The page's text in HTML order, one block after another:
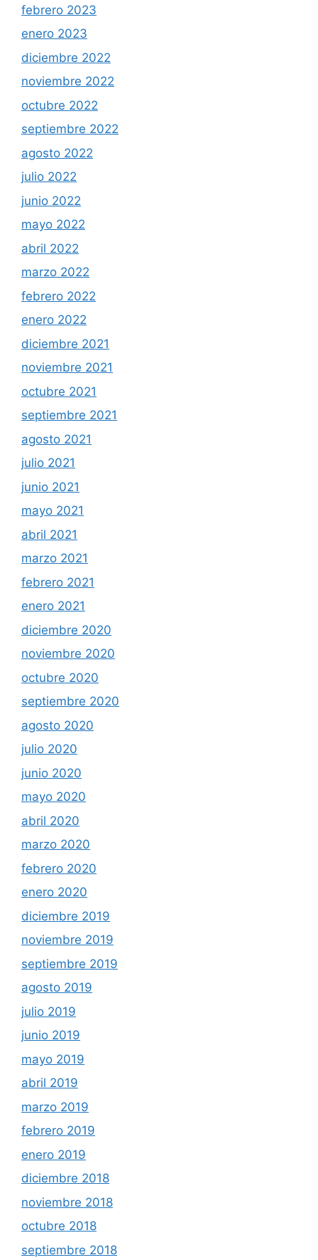
febrero 2023
enero 2023
diciembre 2022
noviembre 2022
octubre 2022
septiembre 2022
agosto 2022
julio 2022
junio 2022
mayo 2022
abril 2022
marzo 2022
febrero 2022
enero 2022
diciembre 2021
noviembre 2021
octubre 2021
septiembre 2021
agosto 2021
julio 2021
junio 2021
mayo 2021
abril 2021
marzo 2021
febrero 2021
enero 2021
diciembre 2020
noviembre 2020
octubre 2020
septiembre 2020
agosto 2020
julio 2020
junio 2020
mayo 2020
abril 2020
marzo 2020
febrero 2020
enero 2020
diciembre 2019
noviembre 2019
septiembre 2019
agosto 2019
julio 2019
junio 2019
mayo 2019
abril 2019
marzo 2019
febrero 2019
enero 2019
diciembre 2018
noviembre 2018
octubre 2018
septiembre 2018